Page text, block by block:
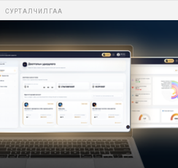
СУРТАЛЧИЛГАА